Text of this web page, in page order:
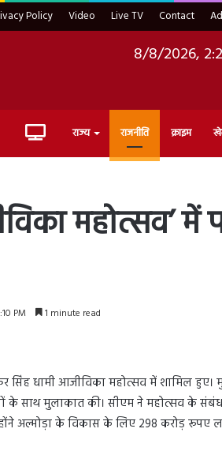
Policy Video Live TV Contact
8/8/2026,
Live राज्य राजनीति क्राइम
महोत्सव’
PM 1 minute read
सिंह धामी आजीविका महोत्सव में शामिल
के साथ मुलाकात की। सीएम ने महोत्सव के
अल्मोड़ा के विकास के लिए 298 करोड़ रूपए